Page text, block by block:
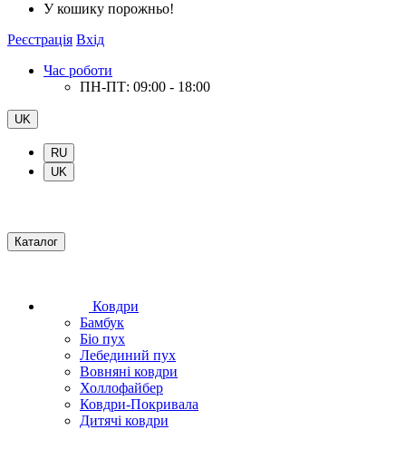
У кошику порожньо!
Реєстрація Вхід
Час роботи
ПН-ПТ: 09:00 - 18:00
UK
RU
UK
Каталог
Ковдри
Бамбук
Біо пух
Лебединий пух
Вовняні ковдри
Холлофайбер
Ковдри-Покривала
Дитячі ковдри